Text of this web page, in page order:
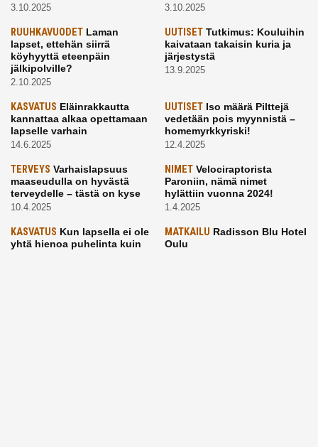
3.10.2025 3.10.2025
RUUHKAVUODET Laman
lapset, ettehän siirrä
köyhyyttä eteenpäin
jälkipolville?
2.10.2025
UUTISETTutkimus: Kouluihin
kaivataan takaisin kuria ja
järjestystä
13.9.2025
KASVATUS Eläinrakkautta
kannattaa alkaa opettamaan
lapselle varhain
14.6.2025
UUTISETIso määrä Pilttejä
vedetään pois myynnistä –
homemyrkkyriski!
12.4.2025
TERVEYS Varhaislapsuus
maaseudulla on hyvästä
terveydelle – tästä on kyse
10.4.2025
NIMETVelociraptorista
Paroniin, nämä nimet
hylättiin vuonna 2024!
1.4.2025
KASVATUS Kun lapsella ei ole
yhtä hienoa puhelinta kuin
MATKAILU Radisson Blu Hotel
Oulu